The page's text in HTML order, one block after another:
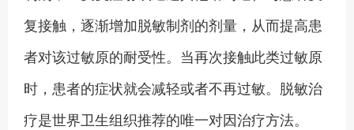
复接触，逐渐增加脱敏制剂的剂量，从而提高患
者对该过敏原的耐受性。当再次接触此类过敏原
时，患者的症状就会减轻或者不再过敏。脱敏治
疗是世界卫生组织推荐的唯一对因治疗方法。